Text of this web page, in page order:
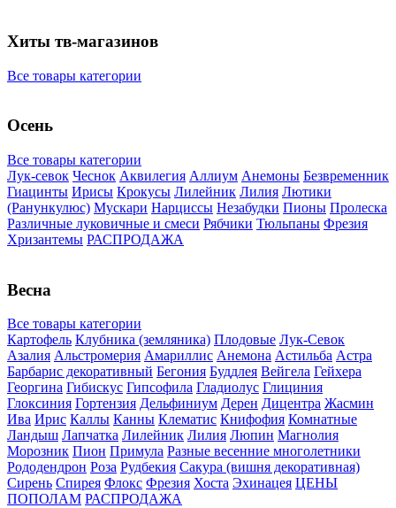
Хиты тв-магазинов
Все товары категории
Осень
Все товары категории
Лук-севок Чеснок Аквилегия Аллиум Анемоны Безвременник
Гиацинты Ирисы Крокусы Лилейник Лилия Лютики
(Ранункулюс) Мускари Нарцисcы Незабудки Пионы Пролеска
Различные луковичные и смеси Рябчики Тюльпаны Фрезия
Хризантемы РАСПРОДАЖА
Весна
Все товары категории
Картофель Клубника (земляника) Плодовые Лук-Севок
Азалия Альстромерия Амариллис Анемона Астильба Астра
Барбарис декоративный Бегония Буддлея Вейгела Гейхера
Георгина Гибискус Гипсофила Гладиолус Глициния
Глоксиния Гортензия Дельфиниум Дерен Дицентра Жасмин
Ива Ирис Каллы Канны Клематис Книфофия Комнатные
Ландыш Лапчатка Лилейник Лилия Люпин Магнолия
Морозник Пион Примула Разные весенние многолетники
Рододендрон Роза Рудбекия Сакура (вишня декоративная)
Сирень Спирея Флокс Фрезия Хоста Эхинацея ЦЕНЫ
ПОПОЛАМ РАСПРОДАЖА